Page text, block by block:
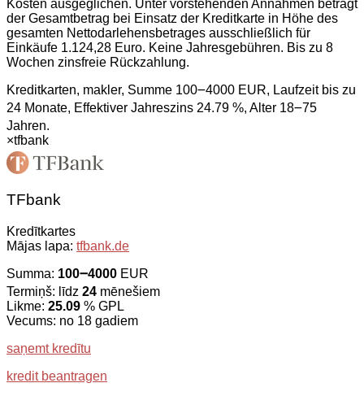
Kosten ausgeglichen. Unter vorstehenden Annahmen beträgt
der Gesamtbetrag bei Einsatz der Kreditkarte in Höhe des
gesamten Nettodarlehensbetrages ausschließlich für
Einkäufe 1.124,28 Euro. Keine Jahresgebühren. Bis zu 8
Wochen zinsfreie Rückzahlung.
Kreditkarten, makler, Summe 100౼4000 EUR, Laufzeit bis zu
24 Monate, Effektiver Jahreszins 24.79 %, Alter 18౼75
Jahren.
×tfbank
TFbank
Kredītkartes
Mājas lapa: tfbank.de
Summa: 100౼4000 EUR
Termiņš: līdz 24 mēnešiem
Likme: 25.09 % GPL
Vecums: no 18 gadiem
saņemt kredītu
kredit beantragen